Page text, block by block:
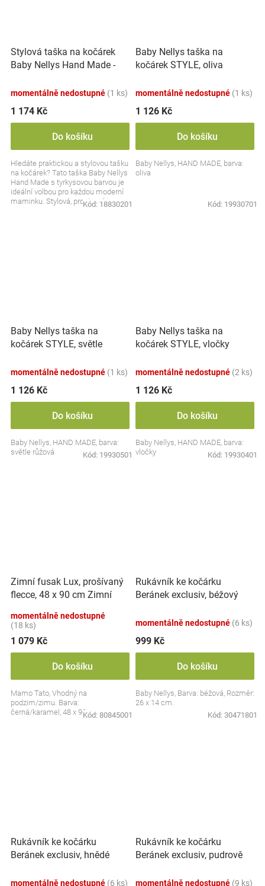
Stylová taška na kočárek
Baby Nellys Hand Made -
momentálně nedostupné (1 ks)
1 174 Kč
Do košíku
Hledáte praktickou a stylovou tašku
na kočárek? Tato taška Baby Nellys
Hand Made s tyrkysovou barvou je
ideální volbou pro každou moderní
maminku. Stylová, prostorná a
Kód: 18830201
Baby Nellys taška na
kočárek STYLE, oliva
momentálně nedostupné (1 ks)
1 126 Kč
Do košíku
Baby Nellys, HAND MADE, barva:
oliva
Kód: 19930701
Baby Nellys taška na
kočárek STYLE, světle
momentálně nedostupné (1 ks)
1 126 Kč
Do košíku
Baby Nellys, HAND MADE, barva:
světle růžová
Kód: 19930501
Baby Nellys taška na
kočárek STYLE, vločky
momentálně nedostupné (2 ks)
1 126 Kč
Do košíku
Baby Nellys, HAND MADE, barva:
vločky
Kód: 19930401
Zimní fusak Lux, prošívaný
flecce, 48 x 90 cm Zimní
momentálně nedostupné
(18 ks)
1 079 Kč
Do košíku
Mamo Tato, Vhodný na
podzim/zimu. Barva:
černá/karamel, 48 x 90 cm.
Kód: 80845001
Rukávník ke kočárku
Beránek exclusiv, béžový
momentálně nedostupné (6 ks)
999 Kč
Do košíku
Baby Nellys, Barva: béžová, Rozměr:
26 x 14 cm.
Kód: 30471801
Rukávník ke kočárku
Beránek exclusiv, hnědé
momentálně nedostupné (6 ks)
Rukávník ke kočárku
Beránek exclusiv, pudrově
momentálně nedostupné (9 ks)